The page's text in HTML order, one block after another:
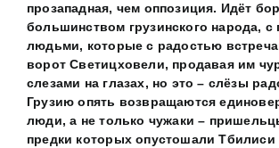
прозападная, чем оппозиция. Идёт
большинством грузинского народа, с
людьми, которые с радостью
ворот Светицховели, продавая им
слезами на глазах, но это – слёзы
Грузию опять возвращаются
люди, а не только чужаки –
предки которых опустошали